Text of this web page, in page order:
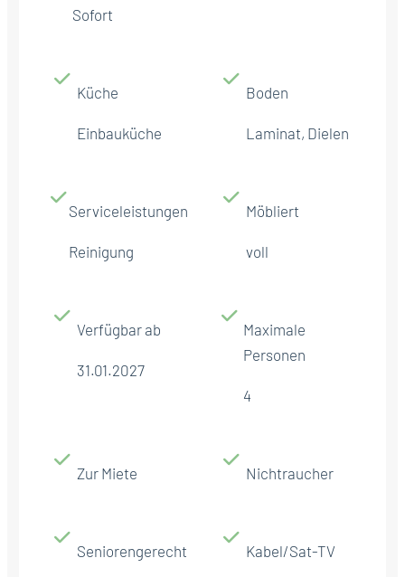
Sofort
Küche
Einbauküche
Boden
Laminat, Dielen
Serviceleistungen
Reinigung
Möbliert
voll
Verfügbar ab
31.01.2027
Maximale
Personen
4
Zur Miete Nichtraucher
Seniorengerecht Kabel/Sat-TV